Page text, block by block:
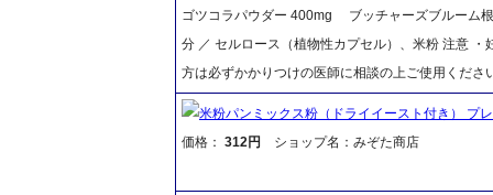
ゴツコラパウダー 400mg ブッチャーズブルーム
分 ／ セルロース（植物性カプセル）、米粉 注意
方は必ずかかりつけの医師に相談の上ご使用くだ
米粉パンミックス粉（ドライイースト付き） プ
価格： 312円 ショップ名：みぞた商店